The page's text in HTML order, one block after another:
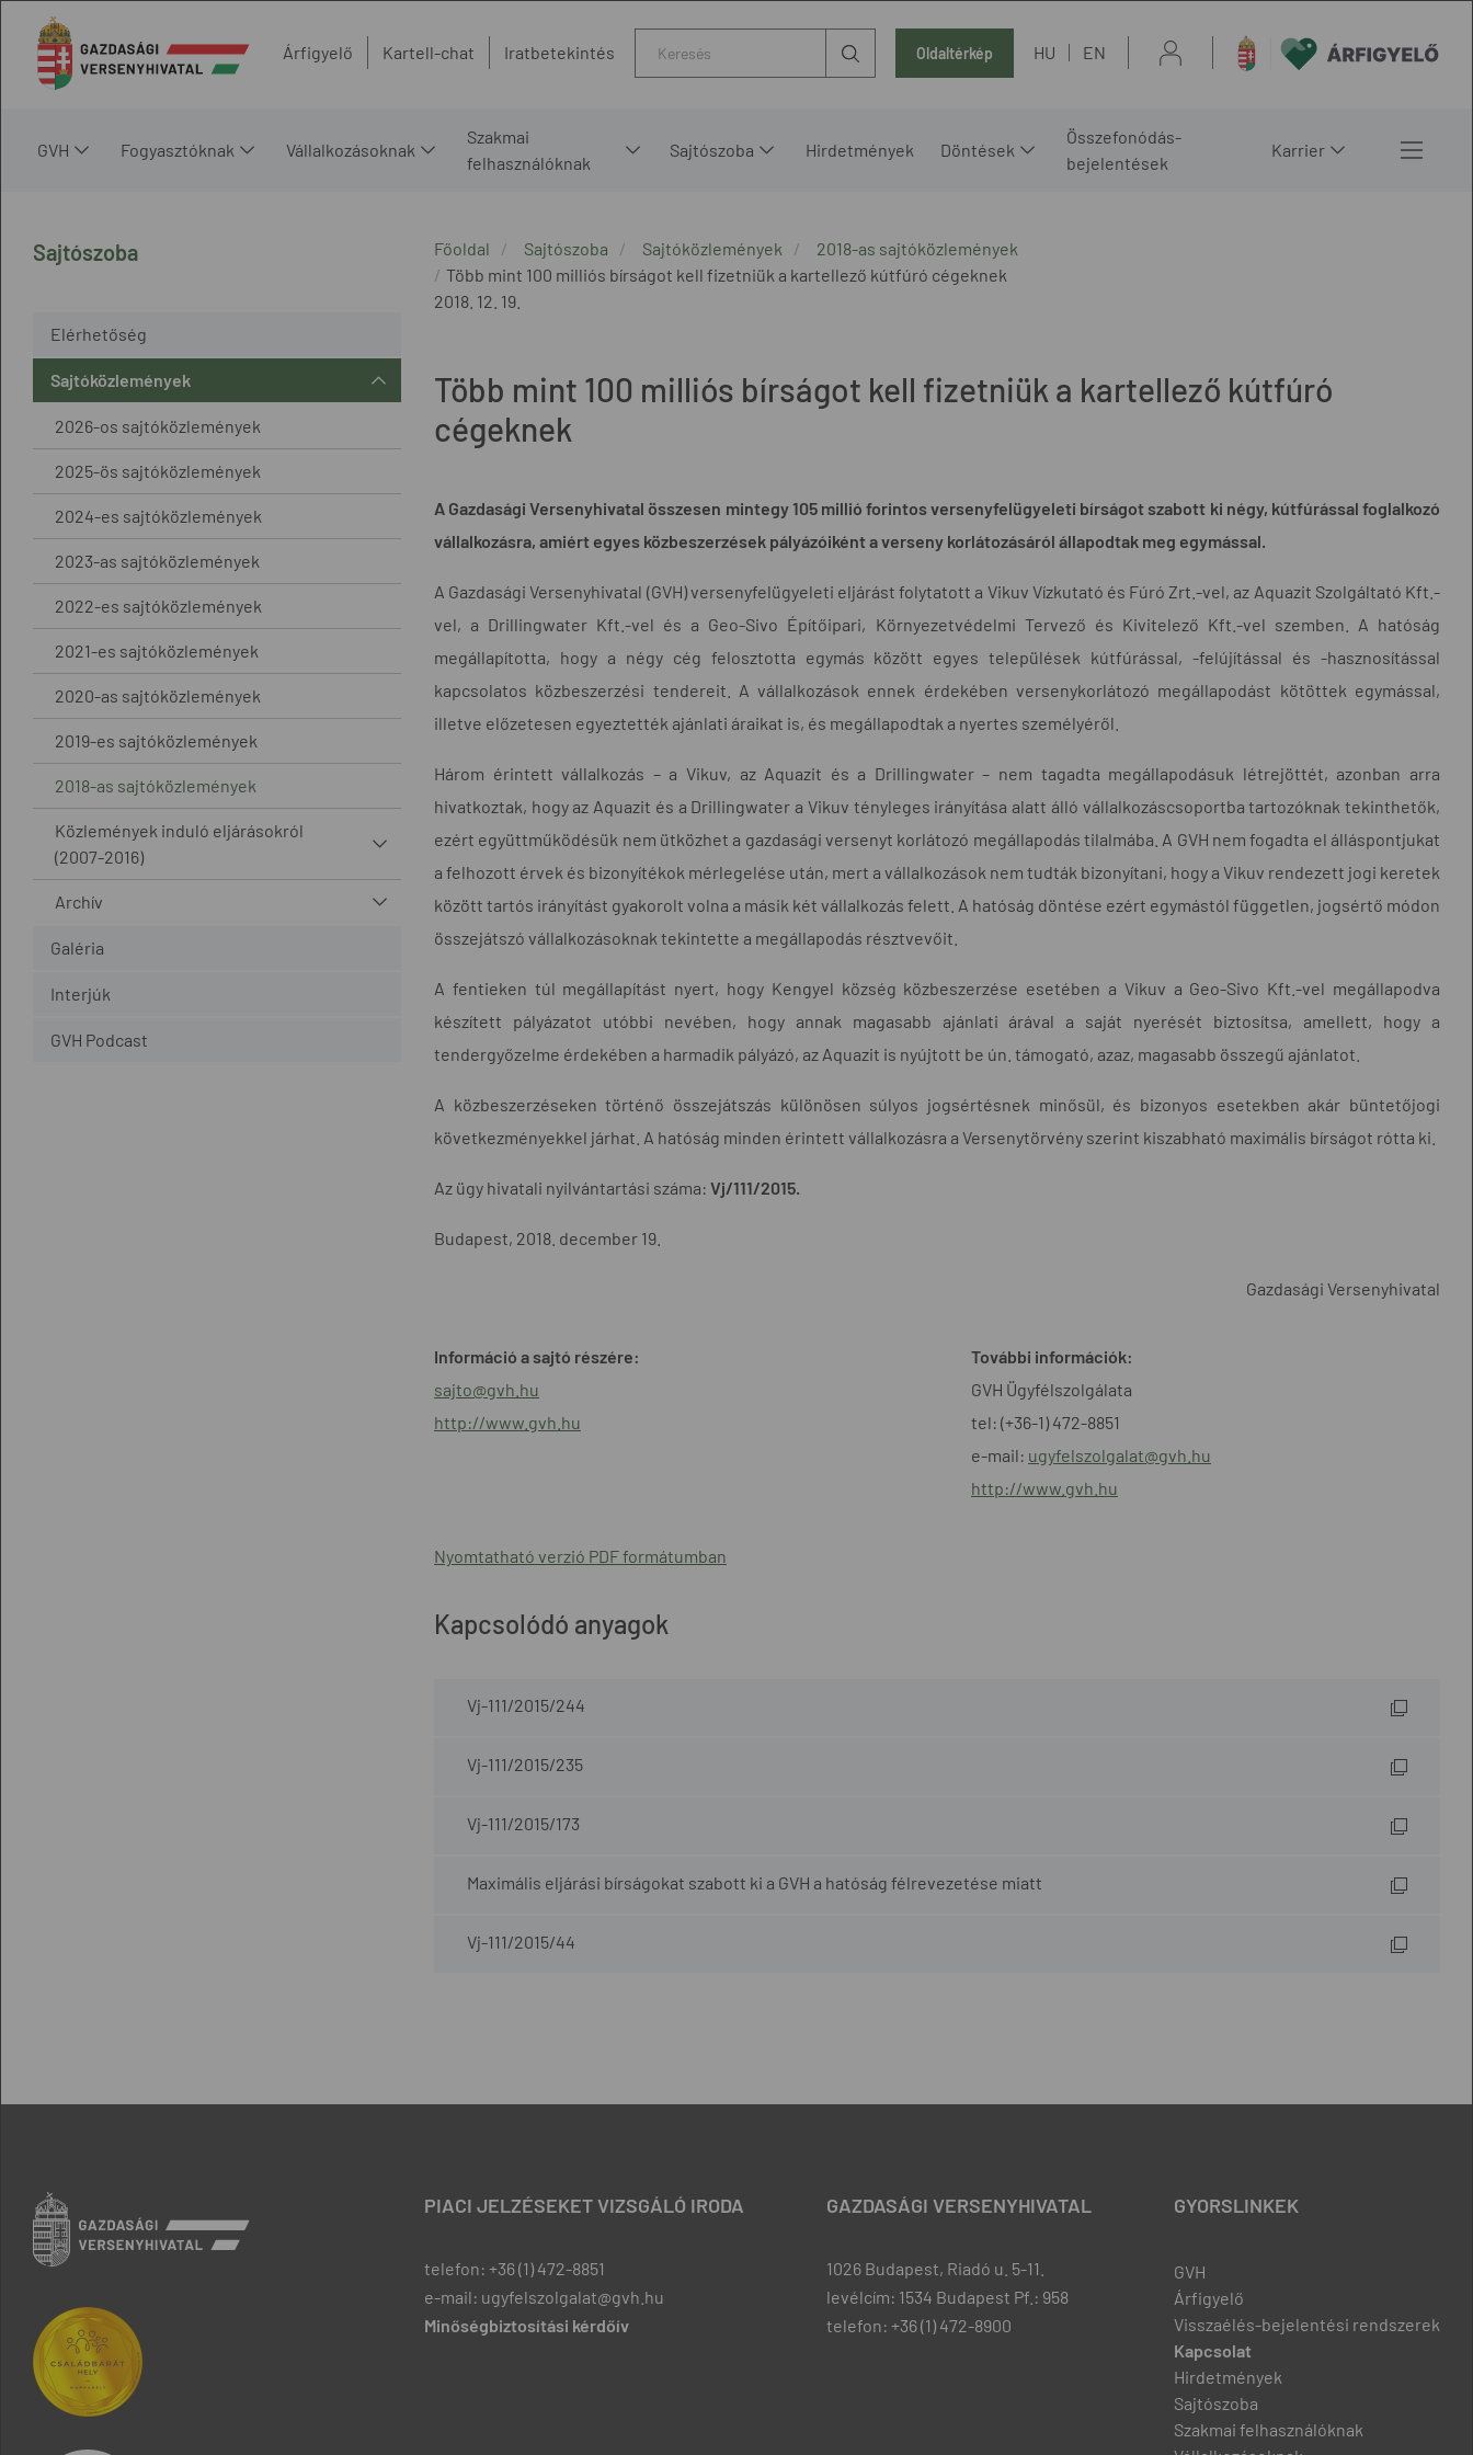
Árfigyelő Kartell-chat Iratbetekintés Oldaltérkép HU EN
GVH Fogyasztóknak Vállalkozásoknak
Szakmai
felhasználóknak
Sajtószoba Hirdetmények Döntések
Összefonódás-
bejelentések
Karrier
Sajtószoba
Elérhetőség
Sajtóközlemények
2026-os sajtóközlemények
2025-ös sajtóközlemények
2024-es sajtóközlemények
2023-as sajtóközlemények
2022-es sajtóközlemények
2021-es sajtóközlemények
2020-as sajtóközlemények
2019-es sajtóközlemények
2018-as sajtóközlemények
Közlemények induló eljárásokról
(2007-2016)
Archív
Galéria
Interjúk
GVH Podcast
Főoldal Sajtószoba Sajtóközlemények
2018-as sajtóközlemények
Több mint 100 milliós bírságot kell fizetniük a kartellező kútfúró cégeknek
2018. 12. 19.
Több mint 100 milliós bírságot kell fizetniük a kartellező kútfúró
cégeknek
A Gazdasági Versenyhivatal összesen mintegy 105 millió forintos versenyfelügyeleti bírságot szabott ki négy, kútfúrással foglalkozó
vállalkozásra, amiért egyes közbeszerzések pályázóiként a verseny korlátozásáról állapodtak meg egymással.
A Gazdasági Versenyhivatal (GVH) versenyfelügyeleti eljárást folytatott a Vikuv Vízkutató és Fúró Zrt.-vel, az Aquazit Szolgáltató Kft.-
vel, a Drillingwater Kft.-vel és a Geo-Sivo Építőipari, Környezetvédelmi Tervező és Kivitelező Kft.-vel szemben. A hatóság
megállapította, hogy a négy cég felosztotta egymás között egyes települések kútfúrással, -felújítással és -hasznosítással
kapcsolatos közbeszerzési tendereit. A vállalkozások ennek érdekében versenykorlátozó megállapodást kötöttek egymással,
illetve előzetesen egyeztették ajánlati áraikat is, és megállapodtak a nyertes személyéről.
Három érintett vállalkozás – a Vikuv, az Aquazit és a Drillingwater – nem tagadta megállapodásuk létrejöttét, azonban arra
hivatkoztak, hogy az Aquazit és a Drillingwater a Vikuv tényleges irányítása alatt álló vállalkozáscsoportba tartozóknak tekinthetők,
ezért együttműködésük nem ütközhet a gazdasági versenyt korlátozó megállapodás tilalmába. A GVH nem fogadta el álláspontjukat
a felhozott érvek és bizonyítékok mérlegelése után, mert a vállalkozások nem tudták bizonyítani, hogy a Vikuv rendezett jogi keretek
között tartós irányítást gyakorolt volna a másik két vállalkozás felett. A hatóság döntése ezért egymástól független, jogsértő módon
összejátszó vállalkozásoknak tekintette a megállapodás résztvevőit.
A fentieken túl megállapítást nyert, hogy Kengyel község közbeszerzése esetében a Vikuv a Geo-Sivo Kft.-vel megállapodva
készített pályázatot utóbbi nevében, hogy annak magasabb ajánlati árával a saját nyerését biztosítsa, amellett, hogy a
tendergyőzelme érdekében a harmadik pályázó, az Aquazit is nyújtott be ún. támogató, azaz, magasabb összegű ajánlatot.
A közbeszerzéseken történő összejátszás különösen súlyos jogsértésnek minősül, és bizonyos esetekben akár büntetőjogi
következményekkel járhat. A hatóság minden érintett vállalkozásra a Versenytörvény szerint kiszabható maximális bírságot rótta ki.
Az ügy hivatali nyilvántartási száma: Vj/111/2015.
Budapest, 2018. december 19.
Gazdasági Versenyhivatal
Információ a sajtó részére:
sajto@gvh.hu
http://www.gvh.hu
További információk:
GVH Ügyfélszolgálata
tel: (+36-1) 472-8851
e-mail: ugyfelszolgalat@gvh.hu
http://www.gvh.hu
Nyomtatható verzió PDF formátumban
Kapcsolódó anyagok
Vj-111/2015/244
Vj-111/2015/235
Vj-111/2015/173
Maximális eljárási bírságokat szabott ki a GVH a hatóság félrevezetése miatt
Vj-111/2015/44
PIACI JELZÉSEKET VIZSGÁLÓ IRODA
telefon: +36 (1) 472-8851
e-mail: ugyfelszolgalat@gvh.hu
Minőségbiztosítási kérdőív
GAZDASÁGI VERSENYHIVATAL
1026 Budapest, Riadó u. 5-11.
levélcím: 1534 Budapest Pf.: 958
telefon: +36 (1) 472-8900
GYORSLINKEK
GVH
Árfigyelő
Visszaélés-bejelentési rendszerek
Kapcsolat
Hirdetmények
Sajtószoba
Szakmai felhasználóknak